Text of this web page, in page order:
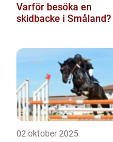
Varför besöka en
skidbacke i Småland?
02 oktober 2025